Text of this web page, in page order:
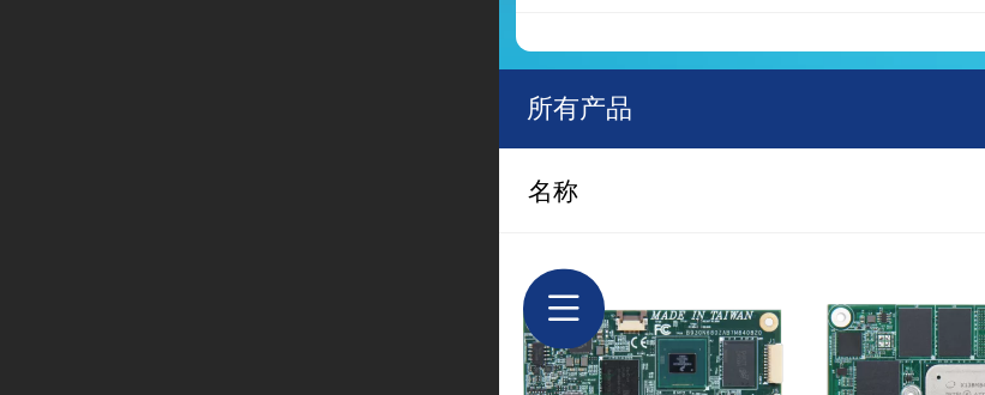
所有产品
名称